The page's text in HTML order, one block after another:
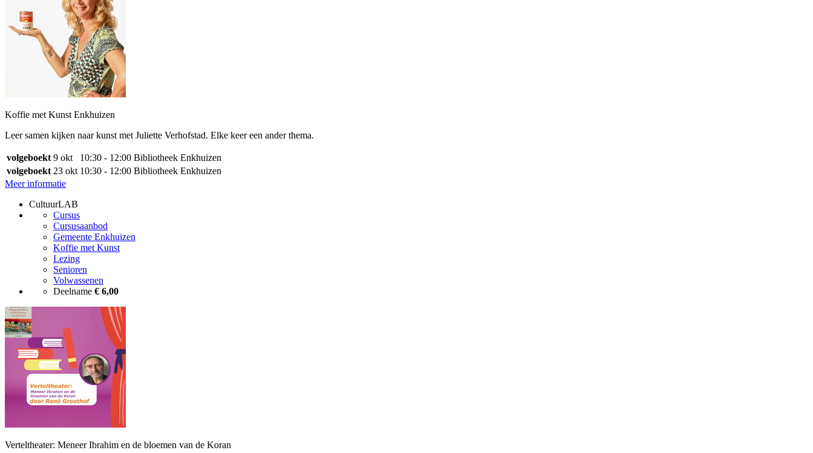
Koffie met Kunst Enkhuizen
Leer samen kijken naar kunst met Juliette Verhofstad. Elke keer een ander thema.
volgeboekt 9 okt 10:30 - 12:00 Bibliotheek Enkhuizen
volgeboekt 23 okt 10:30 - 12:00 Bibliotheek Enkhuizen
Meer informatie
CultuurLAB
Cursus
Cursusaanbod
Gemeente Enkhuizen
Koffie met Kunst
Lezing
Senioren
Volwassenen
Deelname € 6,00
Verteltheater: Meneer Ibrahim en de bloemen van de Koran